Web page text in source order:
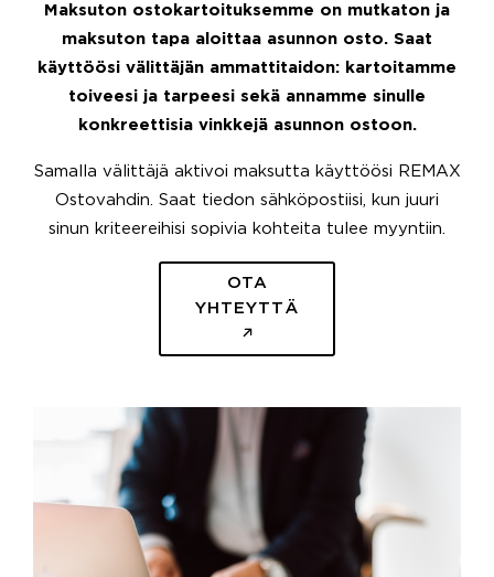
Maksuton ostokartoituksemme on mutkaton ja
maksuton tapa aloittaa asunnon osto. Saat
käyttöösi välittäjän ammattitaidon: kartoitamme
toiveesi ja tarpeesi sekä annamme sinulle
konkreettisia vinkkejä asunnon ostoon.
Samalla välittäjä aktivoi maksutta käyttöösi REMAX
Ostovahdin. Saat tiedon sähköpostiisi, kun juuri
sinun kriteereihisi sopivia kohteita tulee myyntiin.
OTA
YHTEYTTÄ